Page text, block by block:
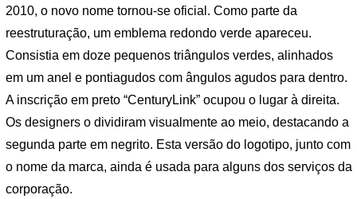
2010, o novo nome tornou-se oficial. Como parte da
reestruturação, um emblema redondo verde apareceu.
Consistia em doze pequenos triângulos verdes, alinhados
em um anel e pontiagudos com ângulos agudos para dentro.
A inscrição em preto “CenturyLink” ocupou o lugar à direita.
Os designers o dividiram visualmente ao meio, destacando a
segunda parte em negrito. Esta versão do logotipo, junto com
o nome da marca, ainda é usada para alguns dos serviços da
corporação.